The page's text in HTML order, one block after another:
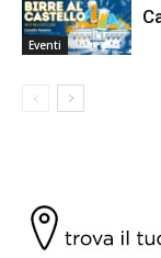
Eventi